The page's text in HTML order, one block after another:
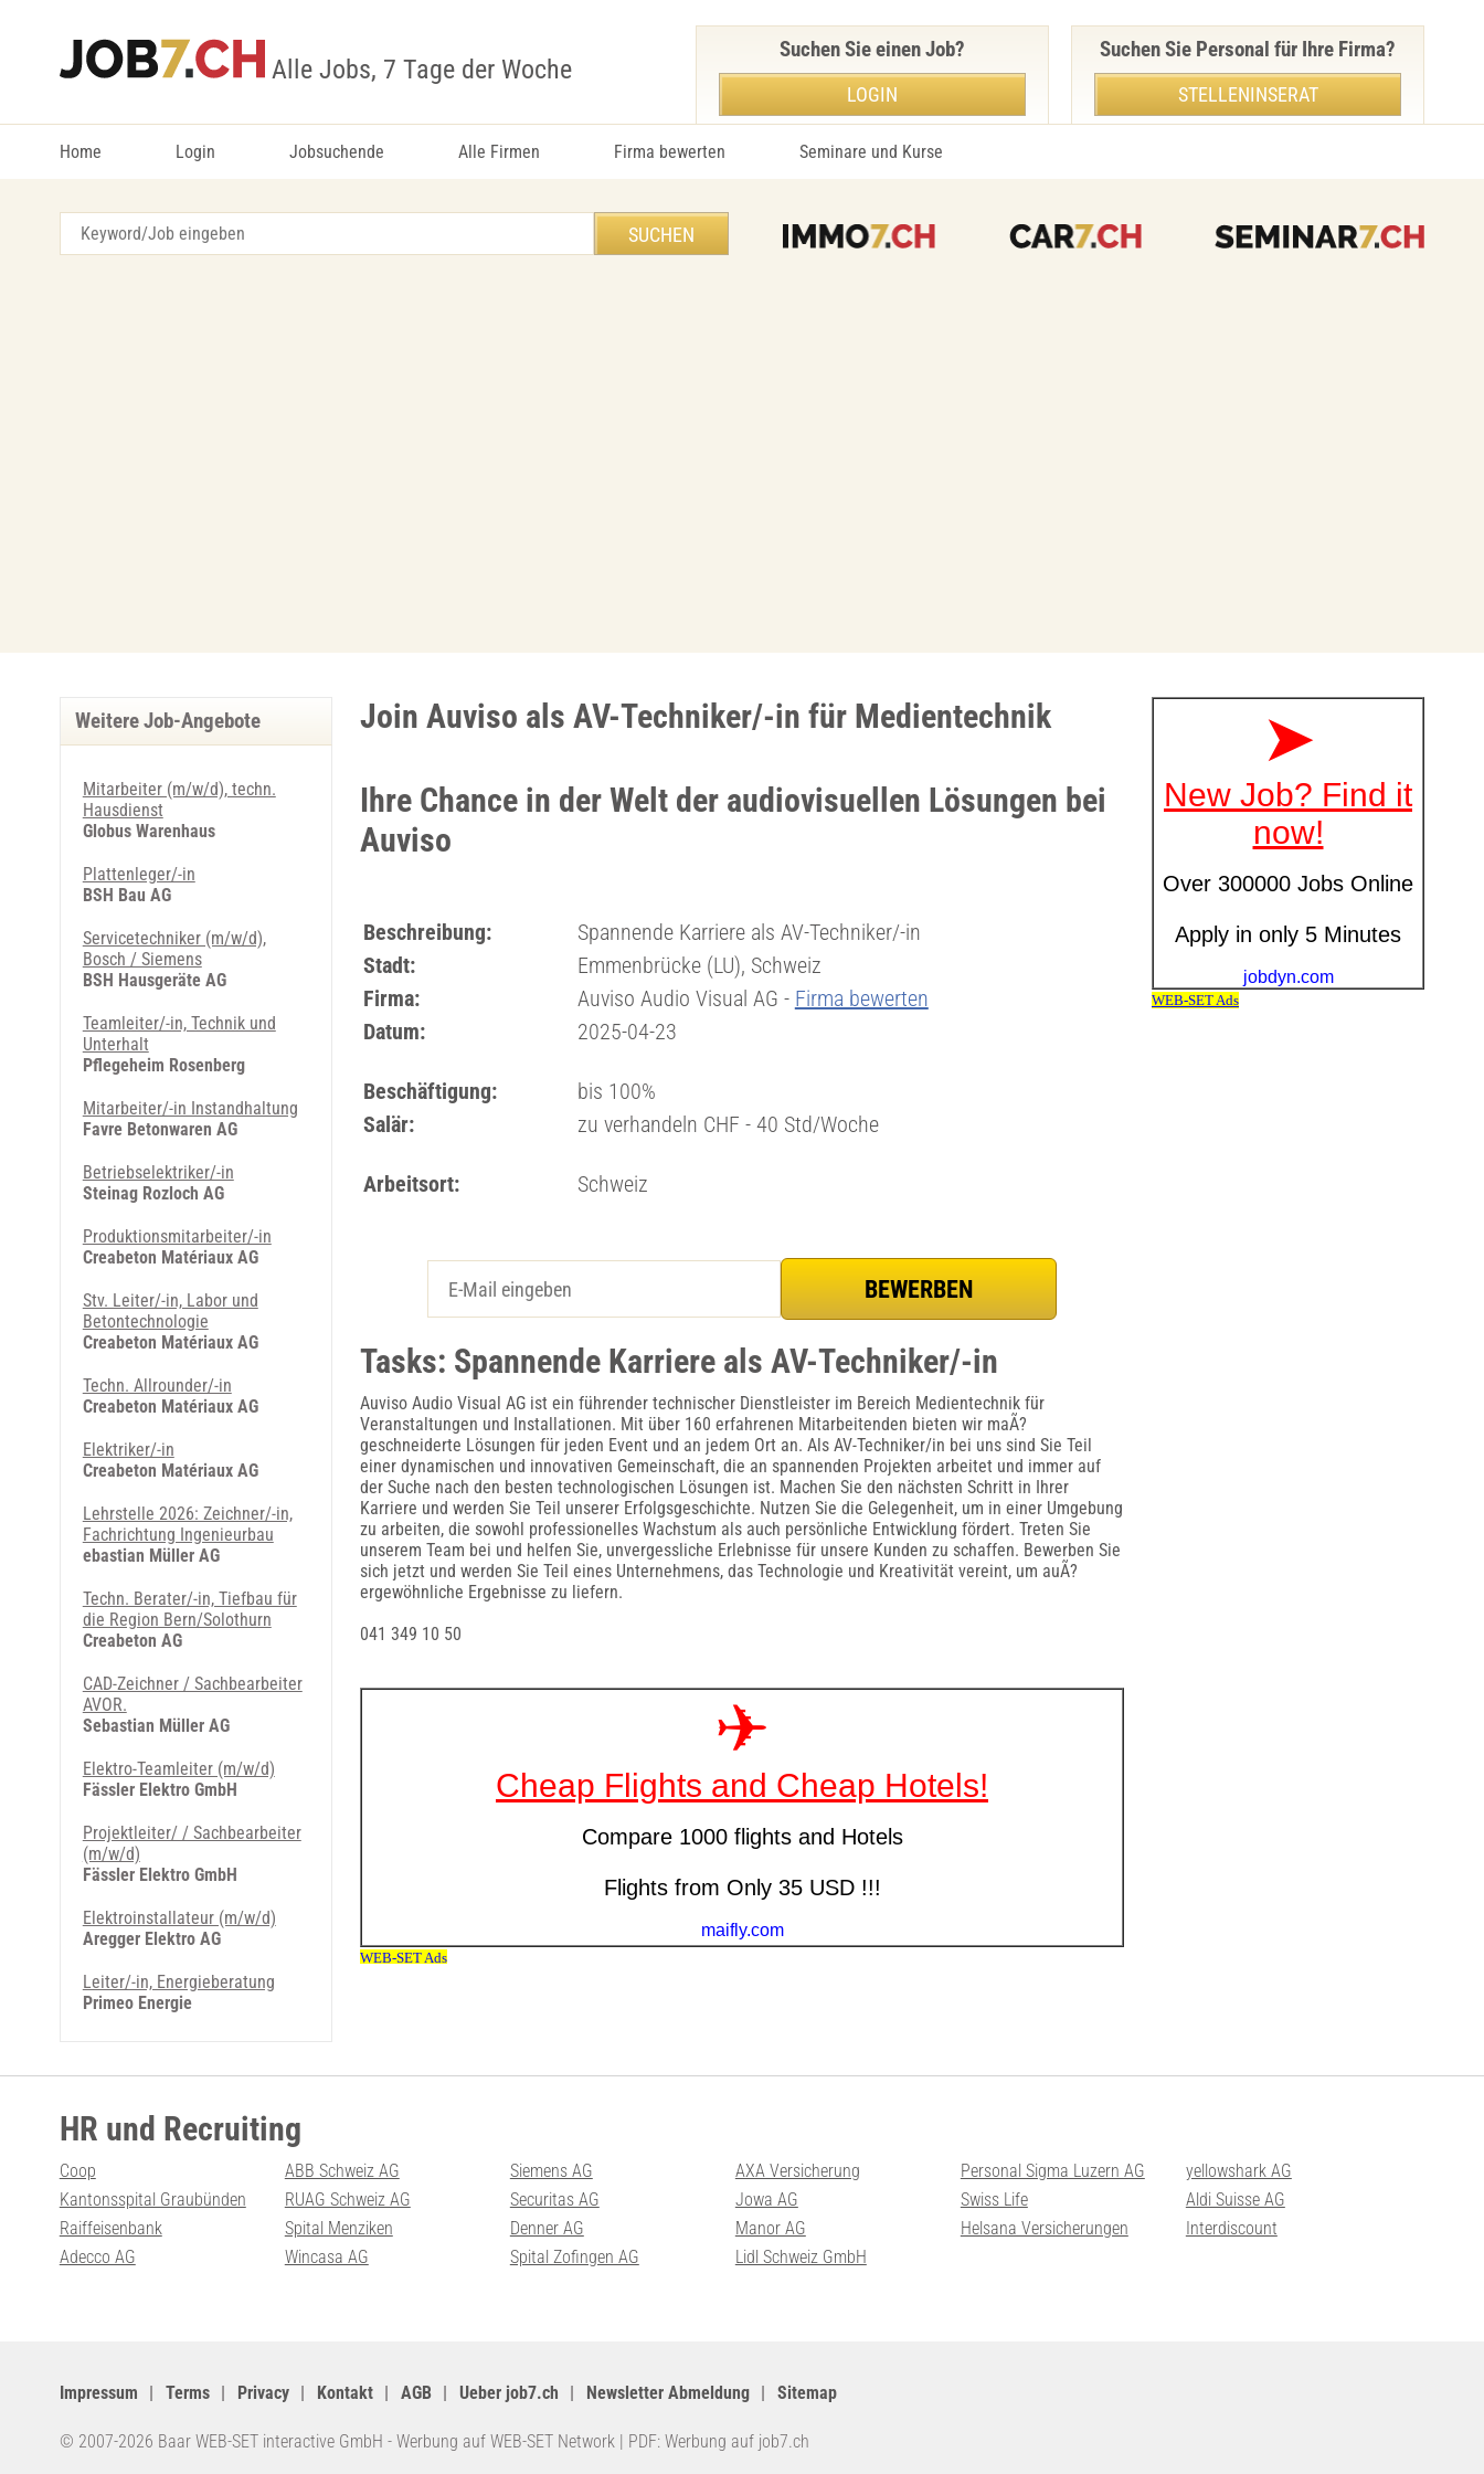
Alle Jobs, 7 Tage der Woche
Home Login Jobsuchende Alle Firmen Firma bewerten Seminare und Kurse
Suchen Sie einen Job?
LOGIN
Suchen Sie Personal für Ihre Firma?
STELLENINSERAT
Join Auviso als AV-Techniker/-in für Medientechnik
Ihre Chance in der Welt der audiovisuellen Lösungen bei
Auviso
Beschreibung:
Spannende Karriere als AV-Techniker/-in
Stadt:
Emmenbrücke (LU), Schweiz
Firma:
Auviso Audio Visual AG - Firma bewerten
Datum:
2025-04-23
Beschäftigung:
bis 100%
Salär:
zu verhandeln CHF - 40 Std/Woche
Arbeitsort: Schweiz
Tasks: Spannende Karriere als AV-Techniker/-in
Auviso Audio Visual AG ist ein führender technischer Dienstleister im Bereich Medientechnik für
Veranstaltungen und Installationen. Mit über 160 erfahrenen Mitarbeitenden bieten wir maÃ?
geschneiderte Lösungen für jeden Event und an jedem Ort an. Als AV-Techniker/in bei uns sind Sie Teil
einer dynamischen und innovativen Gemeinschaft, die an spannenden Projekten arbeitet und immer auf
der Suche nach den besten technologischen Lösungen ist. Machen Sie den nächsten Schritt in Ihrer
Karriere und werden Sie Teil unserer Erfolgsgeschichte. Nutzen Sie die Gelegenheit, um in einer Umgebung
zu arbeiten, die sowohl professionelles Wachstum als auch persönliche Entwicklung fördert. Treten Sie
unserem Team bei und helfen Sie, unvergessliche Erlebnisse für unsere Kunden zu schaffen. Bewerben Sie
sich jetzt und werden Sie Teil eines Unternehmens, das Technologie und Kreativität vereint, um auÃ?
ergewöhnliche Ergebnisse zu liefern.
041 349 10 50
Weitere Job-Angebote
Mitarbeiter (m/w/d), techn.
Hausdienst
Globus Warenhaus
Plattenleger/-in
BSH Bau AG
Servicetechniker (m/w/d),
Bosch / Siemens
BSH Hausgeräte AG
Teamleiter/-in, Technik und
Unterhalt
Pflegeheim Rosenberg
Mitarbeiter/-in Instandhaltung
Favre Betonwaren AG
Betriebselektriker/-in
Steinag Rozloch AG
Produktions­mitarbeiter/-in
Creabeton Matériaux AG
Stv. Leiter/-in, Labor und
Betontechnologie
Creabeton Matériaux AG
Techn. Allrounder/-in
Creabeton Matériaux AG
Elektriker/-in
Creabeton Matériaux AG
Lehrstelle 2026: Zeichner/-in,
Fachrichtung Ingenieurbau
ebastian Müller AG
Techn. Berater/-in, Tiefbau für
die Region Bern/Solothurn
Creabeton AG
CAD-Zeichner / ­Sachbearbeiter
AVOR.
Sebastian Müller AG
Elektro-Teamleiter (m/w/d)
Fässler Elektro GmbH
Projektleiter/ / Sachbearbeiter
(m/w/d)
Fässler Elektro GmbH
Elektroinstallateur (m/w/d)
Aregger Elektro AG
Leiter/-in, Energieberatung
Primeo Energie
HR und Recruiting
Coop ABB Schweiz AG Siemens AG AXA Versicherung Personal Sigma Luzern AG
yellowshark AG
Kantonsspital Graubünden
RUAG Schweiz AG Securitas AG Jowa AG Swiss Life
Aldi Suisse AG
Raiffeisenbank
Spital Menziken Denner AG Manor AG Helsana Versicherungen
Interdiscount
Adecco AG
Wincasa AG Spital Zofingen AG Lidl Schweiz GmbH
Impressum Terms Privacy Kontakt AGB Ueber job7.ch Newsletter Abmeldung Sitemap
© 2007-2026 Baar WEB-SET interactive GmbH - Werbung auf WEB-SET Network| PDF: Werbung auf job7.ch